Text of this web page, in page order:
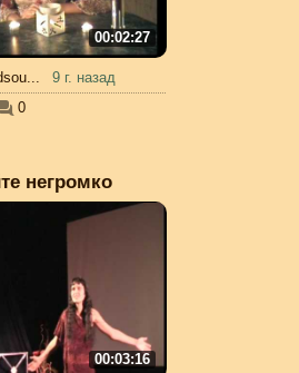
00:02:27
9 г. назад
0
негромко
00:03:16